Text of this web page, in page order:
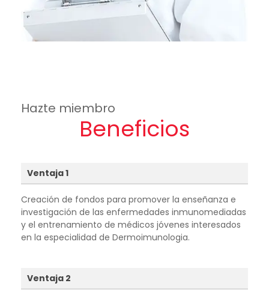
Hazte miembro
Beneficios
Ventaja 1
Creación de fondos para promover la enseñanza e
investigación de las enfermedades inmunomediadas
y el entrenamiento de médicos jóvenes interesados
en la especialidad de Dermoimunologia.
Ventaja 2